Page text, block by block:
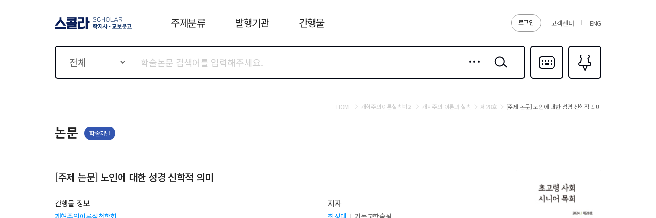
로그인 고객센터 ENG
주제분류 발행기관 간행물
전체
검색
다국어입력
즐겨찾기0
HOME 개혁주의이론실천학회 개혁주의 이론과 실천 제28호 [주제 논문] 노인에 대한 성경 신학적 의미
논문 학술저널
[주제 논문] 노인에 대한 성경 신학적 의미
간행물 정보 저자